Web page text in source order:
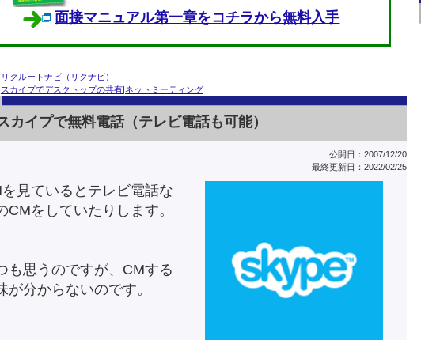
面接マニュアル第一章をコチラから無料入手
リクルートナビ（リクナビ）
スカイプでデスクトップの共有|ネットミーティング
カイプで無料電話（テレビ電話も可能）
公開日：2007/12/20
最終更新日：2022/02/25
を見ているとテレビ電話な
CMをしていたりします。
も思うのですが、CMする
が分からないのです。